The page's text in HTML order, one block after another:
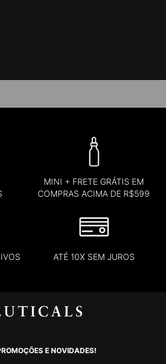
MINI + FRETE GRÁTIS EM
COMPRAS ACIMA DE R$599
ATÉ 10X SEM JUROS
E NOVIDADES!